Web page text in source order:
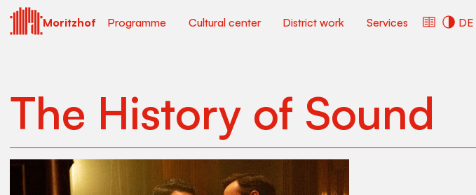
Moritzhof Programme Cultural center District work Services DE
The History of Sound